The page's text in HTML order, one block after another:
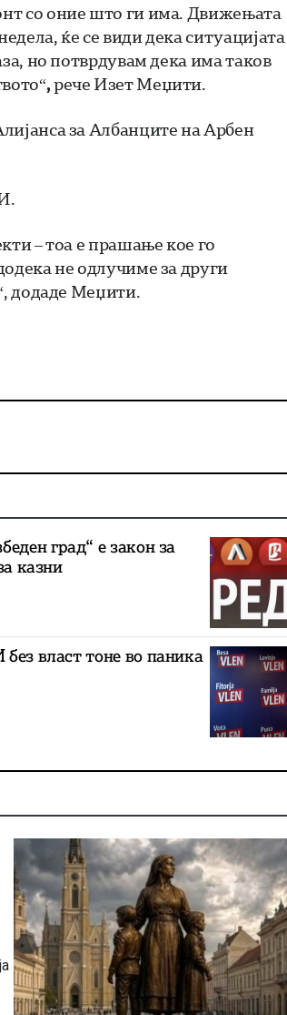
со оние што ги има. Движењата
ќе се види дека ситуацијата
но потврдувам дека има таков
,рече Изет Меџити.
за Албанците на Арбен
– тоа е прашање кое го
не одлучиме за други
додаде Меџити.
град“ е закон за
казни
власт тоне во паника